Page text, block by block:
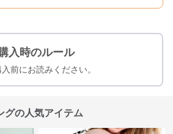
入時のルール
前にお読みください。
グの人気アイテム